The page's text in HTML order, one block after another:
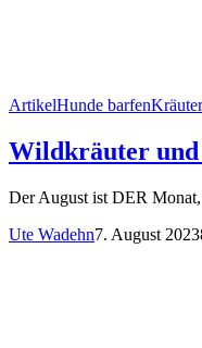
ArtikelHunde barfen
Wildkräuter und
Der August ist DER
Ute Wadehn7. August 2023